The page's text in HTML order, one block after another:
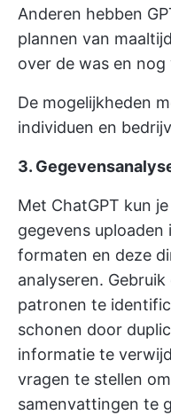
Anderen hebben
plannen van
over de was en nog
De mogelijkheden
individuen en
3.
Met ChatGPT kun
gegevens uploaden
formaten en deze
analyseren.
patronen te
schonen door
informatie te
vragen te stellen
samenvattingen te